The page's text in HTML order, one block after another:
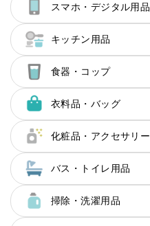
スマホ・デジタル用品
キッチン用品
食器・コップ
衣料品・バッグ
化粧品・アクセサリー
バス・トイレ用品
掃除・洗濯用品